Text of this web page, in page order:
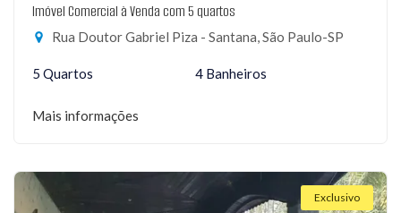
Imóvel Comercial à Venda com 5 quartos
Rua Doutor Gabriel Piza - Santana, São Paulo-SP
5 Quartos 4 Banheiros
Mais informações
Exclusivo